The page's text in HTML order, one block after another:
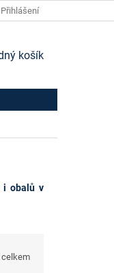
Přihlášení
košík
i obalů v
celkem